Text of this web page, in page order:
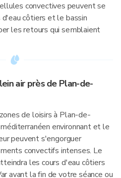
convectives peuvent se
côtiers et le bassin
les retours qui semblaient
air près de Plan-de-
de loisirs à Plan-de-
environnant et le
peuvent s'engorguer
convectifs intenses. Le
les cours d'eau côtiers
avant la fin de votre séance ou